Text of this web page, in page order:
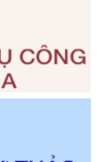
thủ tục hành
lĩnh vực hỗ trợ
thuộc thẩm
Quản lý Khu kinh
phủ: Quy
chức, hướng